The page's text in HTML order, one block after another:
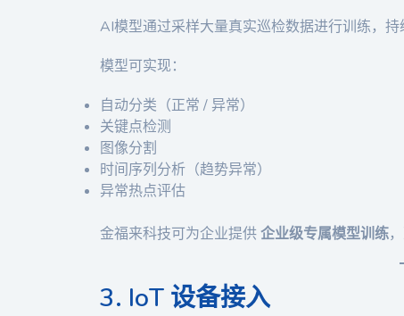
AI模型通过采样大量真实巡检数据进行训练，持
模型可实现：
自动分类（正常 / 异常）
关键点检测
图像分割
时间序列分析（趋势异常）
异常热点评估
金福来科技可为企业提供企业级专属模型训练
3. IoT 设备接入